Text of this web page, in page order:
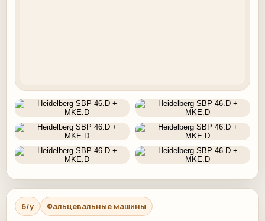
б/у Фальцевальные машины